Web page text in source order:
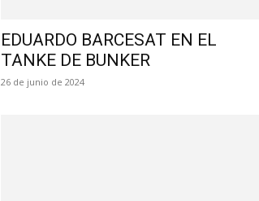
EDUARDO BARCESAT EN EL
TANKE DE BUNKER
26 de junio de 2024